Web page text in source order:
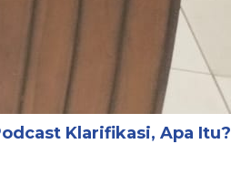
Klarifikasi, Apa Itu?